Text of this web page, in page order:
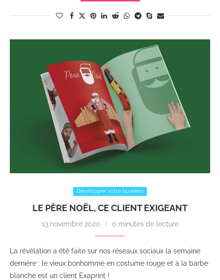
Développer votre business
LE PÈRE NOËL, CE CLIENT EXIGEANT
13 novembre 2020 0 minutes de lecture
La révélation a été faite sur nos réseaux sociaux la semaine
dernière : le vieux bonhomme en costume rouge et à la barbe
blanche est un client Exaprint !